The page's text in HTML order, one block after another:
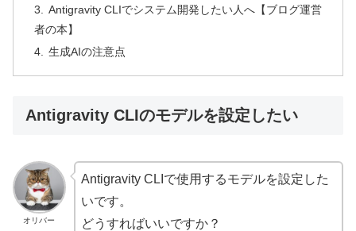
Antigravity CLIでシステム開発したい人へ【ブログ運営
者の本】
生成AIの注意点
Antigravity CLIのモデルを設定したい
オリバー
Antigravity CLIで使用するモデルを設定した
いです。
どうすればいいですか？